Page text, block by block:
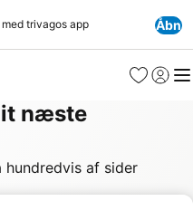
trivagos app Åbn
Favoritter
Log ind
næste
hundredvis af sider